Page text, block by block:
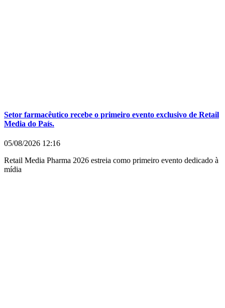
Setor farmacêutico recebe o primeiro evento exclusivo de Retail
Media do País.
05/08/2026 12:16
Retail Media Pharma 2026 estreia como primeiro evento dedicado à
mídia